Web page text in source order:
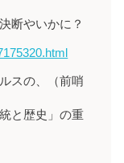
断やいかに？
スの、（前哨
と歴史」の重